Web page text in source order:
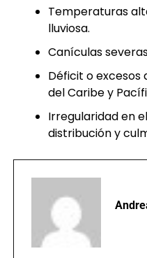
Temperaturas
lluviosa.
Canículas
Déficit o excesos
del Caribe y
Irregularidad en
distribución y